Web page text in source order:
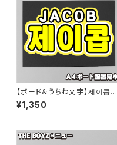
【ボード＆うちわ文字】제이콥・
ジェイコブ③JACOB 即納 【TH
E BOYZ】
¥1,350